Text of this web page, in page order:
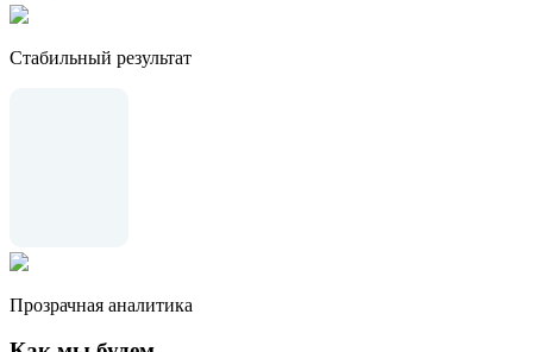
Стабильный результат
Прозрачная аналитика